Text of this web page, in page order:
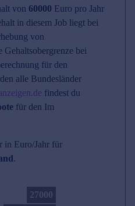
von 60000 Euro pro Jahr
in diesem Job liegt bei
von
Gehaltsobergrenze bei
für den
alle Bundesländer
findest du
für den Im
in Euro/Jahr für
.
27000